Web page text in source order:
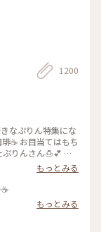
1200
なぷりん特集にな
りんさん🍮💕 固
ｰｽはとても優しく
ﾗｽのお皿もお店の
たまごｻﾝﾄﾞもﾎｯﾄ
茶店です🍴 #スマ
#レトロ #昭和レト
シリーズ
もっとみる
もっとみる